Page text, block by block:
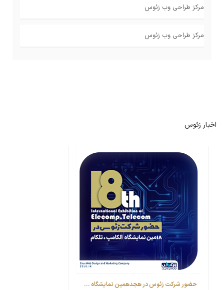
مرکز طراحی وب زئوس
مرکز طراحی وب زئوس
اخبار زئوس
حضور شرکت زئوس در هجدهمین نمایشگاه ...